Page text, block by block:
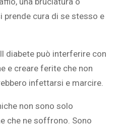
prende cura di se stesso e
diabete può interferire con
e creare ferite che non
infettarsi e marcire.
non sono solo
che ne soffrono. Sono